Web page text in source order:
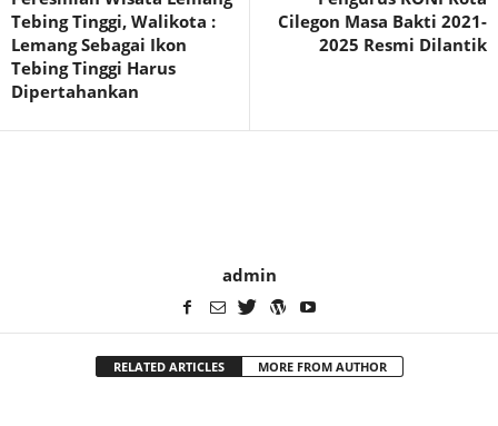
Tebing Tinggi, Walikota :
Lemang Sebagai Ikon
Tebing Tinggi Harus
Dipertahankan
Cilegon Masa Bakti 2021-
2025 Resmi Dilantik
admin
RELATED ARTICLES MORE FROM AUTHOR